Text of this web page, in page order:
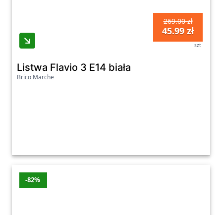
269.00 zł
45.99 zł
szt
Listwa Flavio 3 E14 biała
Brico Marche
-82%